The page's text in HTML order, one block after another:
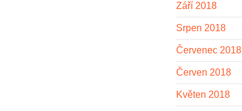
Září 2018
Srpen 2018
Červenec 2018
Červen 2018
Květen 2018